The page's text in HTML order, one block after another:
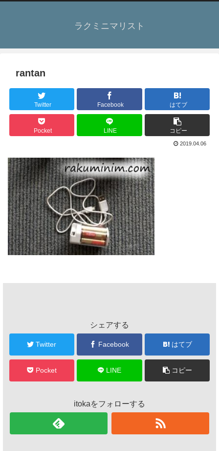
ラクミニマリスト
rantan
Twitter Facebook はてブ
Pocket LINE コピー
2019.04.06
シェアする
Twitter Facebook はてブ
Pocket LINE コピー
itokaをフォローする